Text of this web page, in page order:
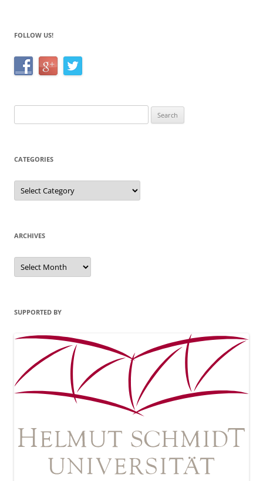
k
FOLLOW US!
for:
CATEGORIES
Categories
ARCHIVES
Archives
SUPPORTED BY